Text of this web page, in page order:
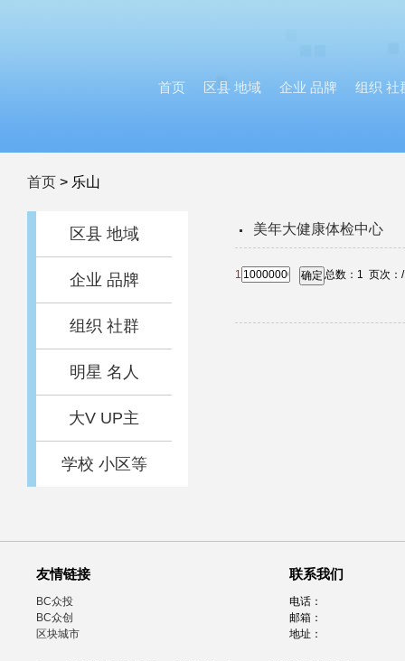
首页 区县 地域 企业 品牌 组织 社
首页 > 乐山
区县 地域
企业 品牌
组织 社群
明星 名人
大V UP主
学校 小区等
美年大健康体检中心
总数： 1 页次：
1 确定
友情链接
BC众投
BC众创
区块城市
联系我们
电话：
邮箱：
地址：